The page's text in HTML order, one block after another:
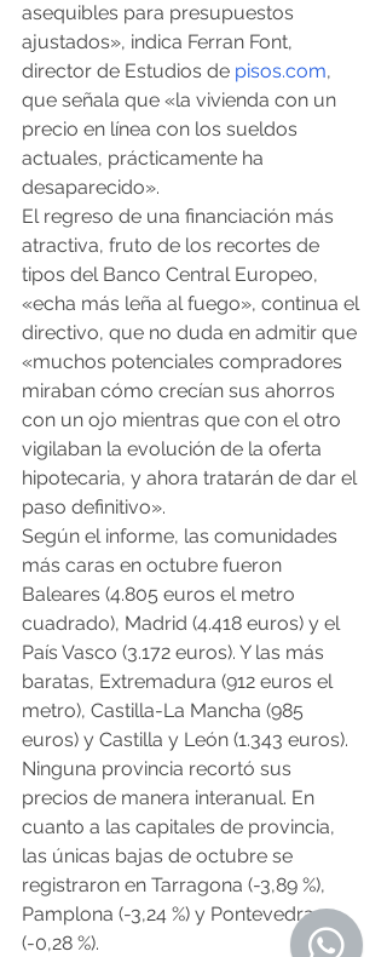
asequibles para presupuestos
ajustados», indica Ferran Font,
director de Estudios de pisos.com,
que señala que «la vivienda con un
precio en línea con los sueldos
actuales, prácticamente ha
desaparecido».
El regreso de una financiación más
atractiva, fruto de los recortes de
tipos del Banco Central Europeo,
«echa más leña al fuego», continua el
directivo, que no duda en admitir que
«muchos potenciales compradores
miraban cómo crecían sus ahorros
con un ojo mientras que con el otro
vigilaban la evolución de la oferta
hipotecaria, y ahora tratarán de dar el
paso definitivo».
Según el informe, las comunidades
más caras en octubre fueron
Baleares (4.805 euros el metro
cuadrado), Madrid (4.418 euros) y el
País Vasco (3.172 euros). Y las más
baratas, Extremadura (912 euros el
metro), Castilla-La Mancha (985
euros) y Castilla y León (1.343 euros).
Ninguna provincia recortó sus
precios de manera interanual. En
cuanto a las capitales de provincia,
las únicas bajas de octubre se
registraron en Tarragona (-3,89 %),
Pamplona (-3,24 %) y Pontevedra
(-0,28 %).